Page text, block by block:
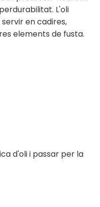
L'oli
en cadires,
elements de fusta.
d'oli i passar per la